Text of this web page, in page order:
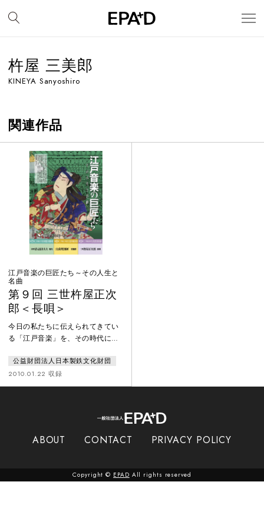
杵屋 三美郎
KINEYA Sanyoshiro
関連作品
江戸音楽の巨匠たち～その人生と
名曲
第９回 三世杵屋正次
郎＜長唄＞
今日の私たちに伝えられてきてい
る「江戸音楽」を、その時代にあ
を当てたシリーズ。第9回は日本
一のメロディーライター 作曲の
秘密に迫る 三世杵屋正次郎対
貞子、東音大森多津子、東音青島
恵 三味線 東音大塚睦子、
次郎連獅子」
公益財団法人日本製鉄文化財団
2010.01.22 収録
ABOUT CONTACT PRIVACY POLICY
Copyright © EPAD All rights reserved